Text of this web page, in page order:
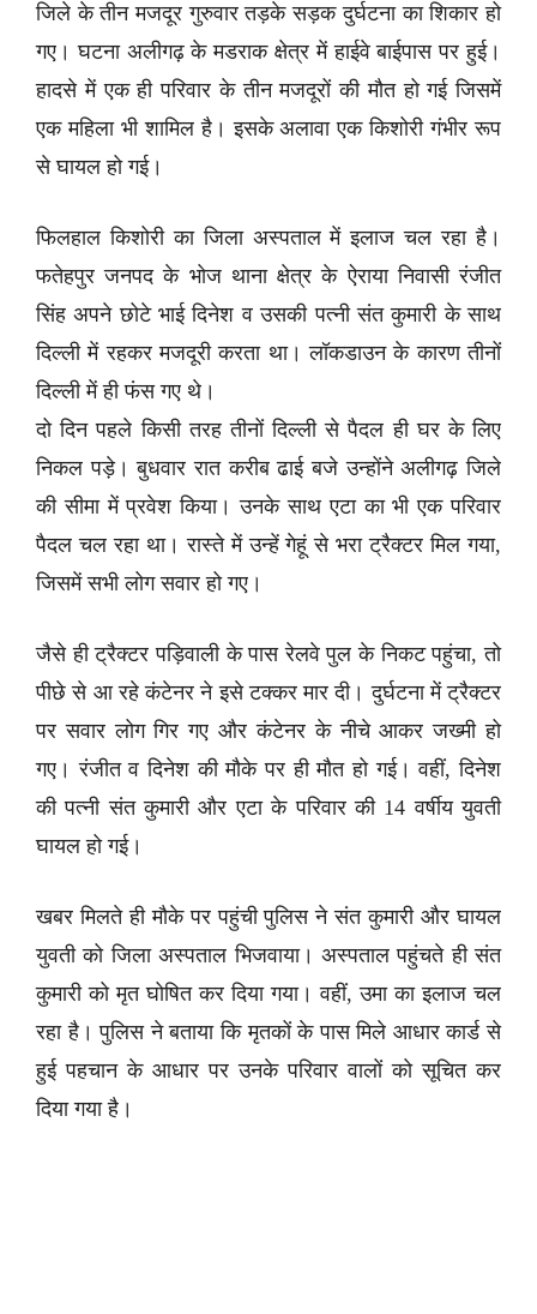
जिले के तीन मजदूर गुरुवार तड़के सड़क दुर्घटना का शिकार हो
गए। घटना अलीगढ़ के मडराक क्षेत्र में हाईवे बाईपास पर हुई।
हादसे में एक ही परिवार के तीन मजदूरों की मौत हो गई जिसमें
एक महिला भी शामिल है। इसके अलावा एक किशोरी गंभीर रूप
से घायल हो गई।
फिलहाल किशोरी का जिला अस्पताल में इलाज चल रहा है।
फतेहपुर जनपद के भोज थाना क्षेत्र के ऐराया निवासी रंजीत
सिंह अपने छोटे भाई दिनेश व उसकी पत्नी संत कुमारी के साथ
दिल्ली में रहकर मजदूरी करता था। लॉकडाउन के कारण तीनों
दिल्ली में ही फंस गए थे।
दो दिन पहले किसी तरह तीनों दिल्ली से पैदल ही घर के लिए
निकल पड़े। बुधवार रात करीब ढाई बजे उन्होंने अलीगढ़ जिले
की सीमा में प्रवेश किया। उनके साथ एटा का भी एक परिवार
पैदल चल रहा था। रास्ते में उन्हें गेहूं से भरा ट्रैक्टर मिल गया,
जिसमें सभी लोग सवार हो गए।
जैसे ही ट्रैक्टर पड़िवाली के पास रेलवे पुल के निकट पहुंचा, तो
पीछे से आ रहे कंटेनर ने इसे टक्कर मार दी। दुर्घटना में ट्रैक्टर
पर सवार लोग गिर गए और कंटेनर के नीचे आकर जख्मी हो
गए। रंजीत व दिनेश की मौके पर ही मौत हो गई। वहीं, दिनेश
की पत्नी संत कुमारी और एटा के परिवार की 14 वर्षीय युवती
घायल हो गई।
खबर मिलते ही मौके पर पहुंची पुलिस ने संत कुमारी और घायल
युवती को जिला अस्पताल भिजवाया। अस्पताल पहुंचते ही संत
कुमारी को मृत घोषित कर दिया गया। वहीं, उमा का इलाज चल
रहा है। पुलिस ने बताया कि मृतकों के पास मिले आधार कार्ड से
हुई पहचान के आधार पर उनके परिवार वालों को सूचित कर
दिया गया है।